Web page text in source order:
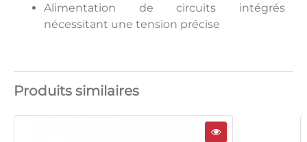
Alimentation de circuits intégrés
nécessitant une tension précise
Produits similaires